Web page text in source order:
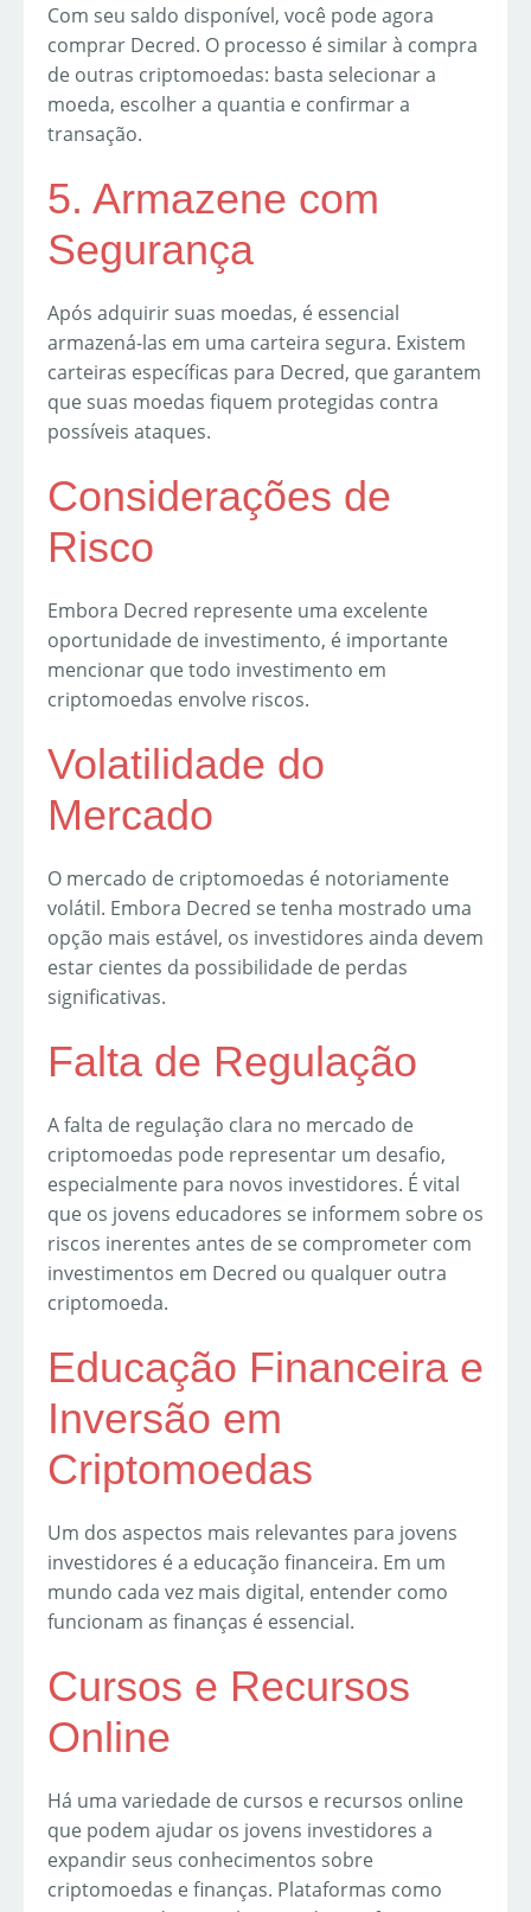
Com seu saldo disponível, você pode agora
comprar Decred. O processo é similar à compra
de outras criptomoedas: basta selecionar a
moeda, escolher a quantia e confirmar a
transação.
5. Armazene com
Segurança
Após adquirir suas moedas, é essencial
armazená-las em uma carteira segura. Existem
carteiras específicas para Decred, que garantem
que suas moedas fiquem protegidas contra
possíveis ataques.
Considerações de
Risco
Embora Decred represente uma excelente
oportunidade de investimento, é importante
mencionar que todo investimento em
criptomoedas envolve riscos.
Volatilidade do
Mercado
O mercado de criptomoedas é notoriamente
volátil. Embora Decred se tenha mostrado uma
opção mais estável, os investidores ainda devem
estar cientes da possibilidade de perdas
significativas.
Falta de Regulação
A falta de regulação clara no mercado de
criptomoedas pode representar um desafio,
especialmente para novos investidores. É vital
que os jovens educadores se informem sobre os
riscos inerentes antes de se comprometer com
investimentos em Decred ou qualquer outra
criptomoeda.
Educação Financeira e
Inversão em
Criptomoedas
Um dos aspectos mais relevantes para jovens
investidores é a educação financeira. Em um
mundo cada vez mais digital, entender como
funcionam as finanças é essencial.
Cursos e Recursos
Online
Há uma variedade de cursos e recursos online
que podem ajudar os jovens investidores a
expandir seus conhecimentos sobre
criptomoedas e finanças. Plataformas como